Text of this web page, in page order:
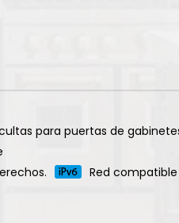
para puertas de
Red compatible